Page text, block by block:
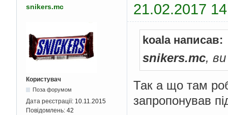
snikers.mc 21.02.2017
Користувач
Поза форумом
Дата реєстрації: 10.11.2015
Повідомлень: 42
koala написав:
snikers.mc,
Так а що там
запропонував